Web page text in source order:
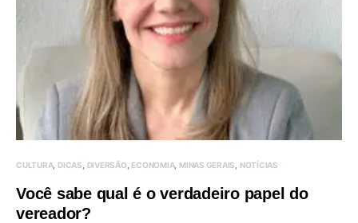
CULTURA DICAS DIVERSÃO ECONOMIA MINAS GERAIS NOTÍCIAS
Você sabe qual é o verdadeiro papel do
vereador?